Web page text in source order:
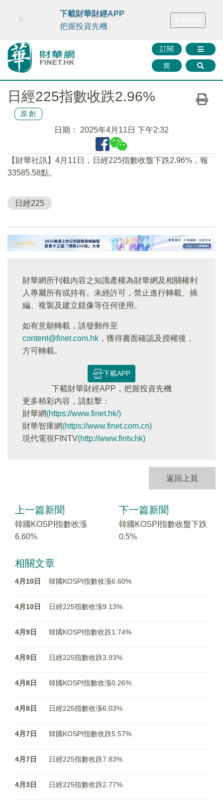
財華智庫網 FINTV FINMETA 財華證券 媒體矩陣
訂閱
简
×
下載財華財經APP
把握投資先機
日經225指數收跌2.96%
原創
日期： 2025年4月11日 下午2:32
【財華社訊】4月11日，日經225指數收盤下跌2.96%，報
33585.58點。
日經225
財華網所刊載內容之知識產權為財華網及相關權利
人專屬所有或持有。未經許可，禁止進行轉載、摘
編、複製及建立鏡像等任何使用。
如有意願轉載，請發郵件至
content@finet.com.hk ，獲得書面確認及授權後，
方可轉載。
下載APP
下載財華財經APP，把握投資先機
更多精彩内容，請點擊：
財華網(https://www.finet.hk/)
財華智庫網(https://www.finet.com.cn)
現代電視FINTV(http://www.fintv.hk)
返回上頁
上一篇新聞
韓國KOSPI指數收漲
6.60%
下一篇新聞
韓國KOSPI指數收盤下跌
0.5%
相關文章
4月10日 韓國KOSPI指數收漲6.60%
4月10日 日經225指數收漲9.13%
4月9日 韓國KOSPI指數收跌1.74%
4月9日 日經225指數收跌3.93%
4月8日 韓國KOSPI指數收漲0.26%
4月8日 日經225指數收漲6.03%
4月7日 韓國KOSPI指數收跌5.57%
4月7日 日經225指數收跌7.83%
4月3日 日經225指數收跌2.77%